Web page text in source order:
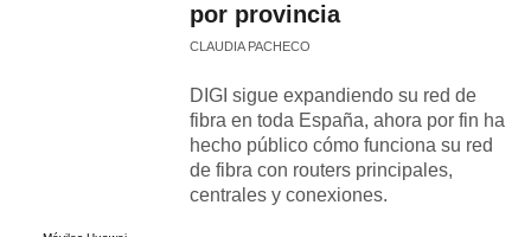
por provincia
CLAUDIA PACHECO
DIGI sigue expandiendo su red de
fibra en toda España, ahora por fin ha
hecho público cómo funciona su red
de fibra con routers principales,
centrales y conexiones.